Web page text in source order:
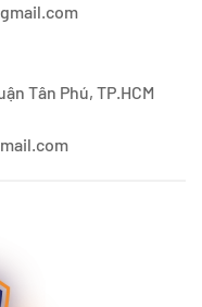
Tân Phú, TP.HCM